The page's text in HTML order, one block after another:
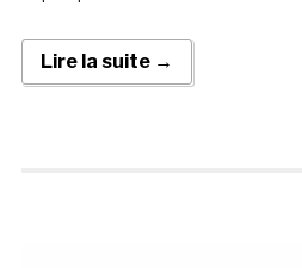
Lire la suite →